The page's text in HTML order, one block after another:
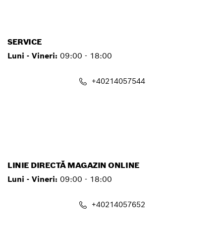
SERVICE
Luni - Vineri: 09:00 - 18:00
+40214057544
LINIE DIRECTĂ MAGAZIN ONLINE
Luni - Vineri: 09:00 - 18:00
+40214057652